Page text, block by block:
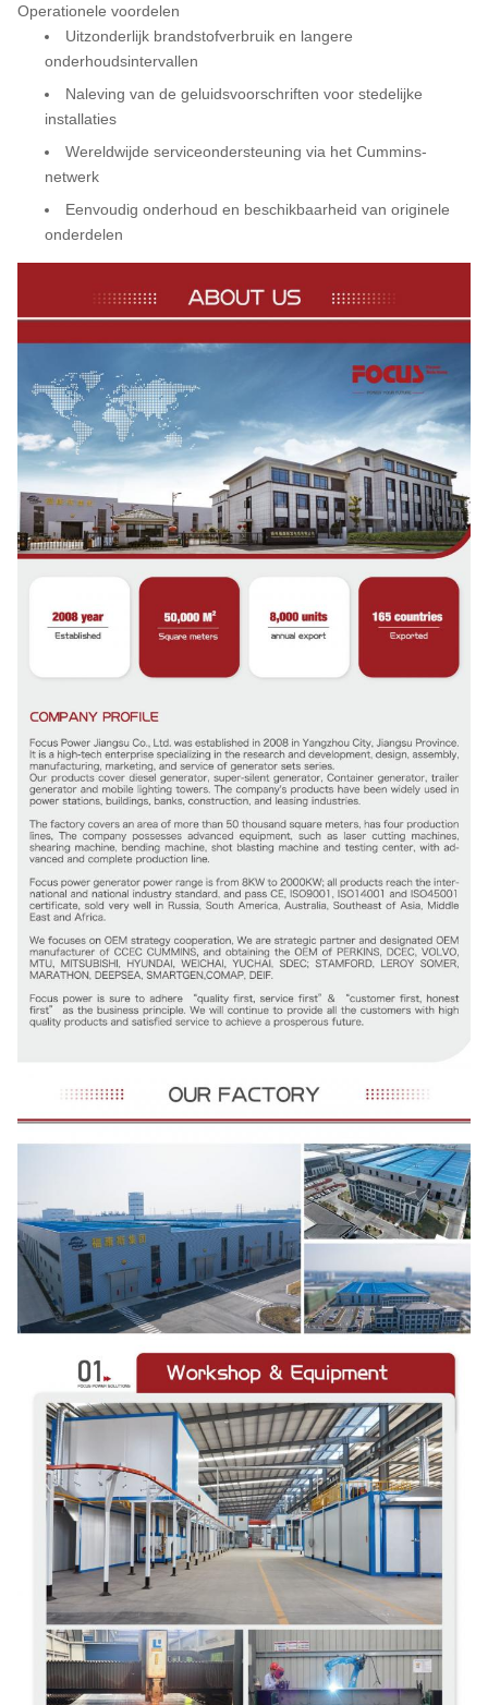
Operationele voordelen
Uitzonderlijk brandstofverbruik en langere
onderhoudsintervallen
Naleving van de geluidsvoorschriften voor stedelijke
installaties
Wereldwijde serviceondersteuning via het Cummins-
netwerk
Eenvoudig onderhoud en beschikbaarheid van originele
onderdelen